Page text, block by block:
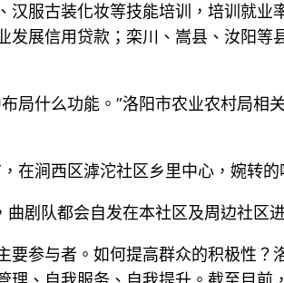
汉服古装化妆等技能培训，培训就
发展信用贷款；栾川、嵩县、汝阳
局什么功能。”洛阳市农业农村局
在涧西区滹沱社区乡里中心，婉转的
剧队都会自发在本社区及周边社区
要参与者。如何提高群众的积极性？